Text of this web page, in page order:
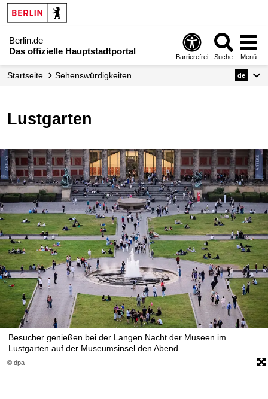
Berlin.de
Das offizielle Hauptstadtportal
Barrierefrei Suche Menü
Startseite Sehenswürdigkeiten de
Lustgarten
© dpa
Besucher genießen bei der Langen Nacht der Museen im
Lustgarten auf der Museumsinsel den Abend.